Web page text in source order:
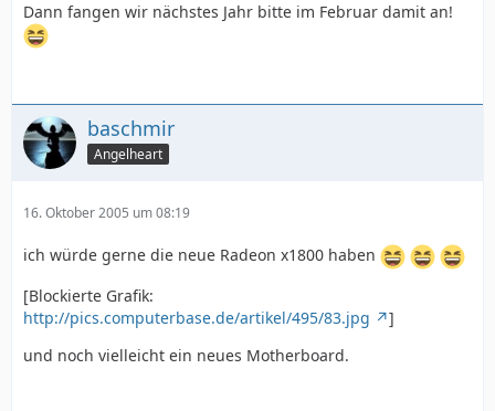
Dann fangen wir nächstes Jahr bitte im Februar damit an!
baschmir
Angelheart
16. Oktober 2005 um 08:19
ich würde gerne die neue Radeon x1800 haben
[Blockierte Grafik:
http://pics.computerbase.de/artikel/495/83.jpg
]
und noch vielleicht ein neues Motherboard.